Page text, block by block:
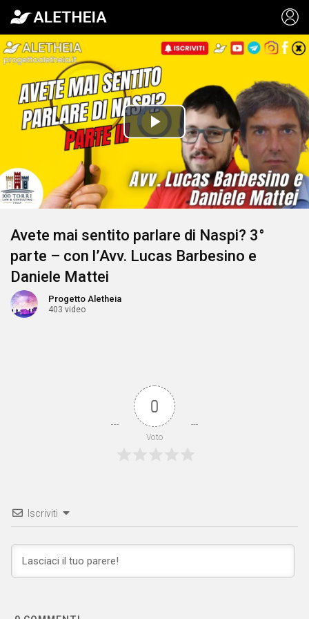
Video
Player
is
loading.Play
Video
Avete mai sentito parlare di Naspi? 3°
parte – con l’Avv. Lucas Barbesino e
Daniele Mattei
Progetto Aletheia
403 video
0
Voto
Iscriviti